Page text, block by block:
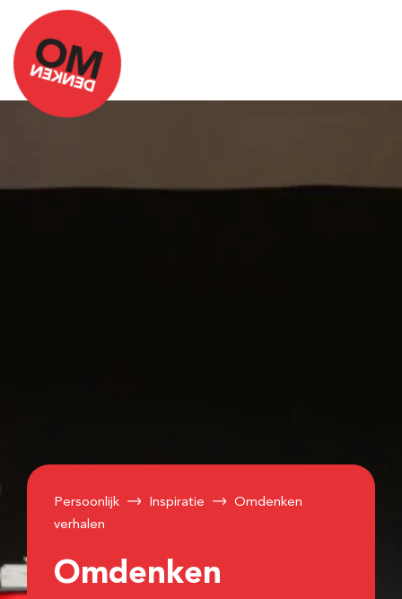
Persoonlijk Inspiratie
Omdenken
verhalen
Omdenken